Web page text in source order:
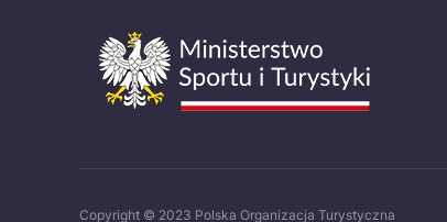
Copyright © 2023 Polska Organizacja Turystyczna